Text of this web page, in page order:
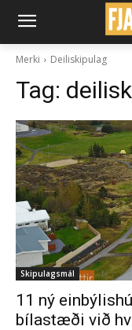
Merki Deiliskipulag
Tag:
Skipulagsmál
11 ný
bílastæði við